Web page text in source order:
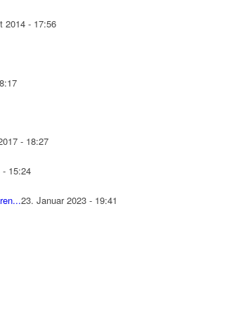
2014 - 17:56
- 18:27
15:24
23. Januar 2023 - 19:41